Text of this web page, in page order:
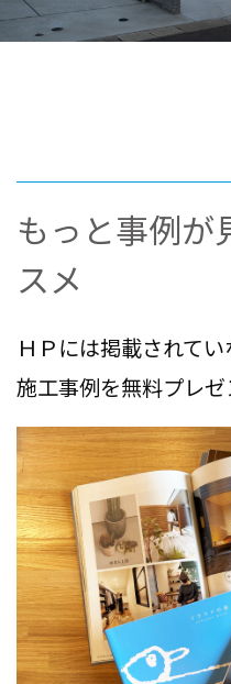
もっと事例が
スメ
ＨＰには掲載されて
施工事例を無料プレ